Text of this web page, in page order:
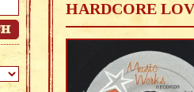
HARDCORE